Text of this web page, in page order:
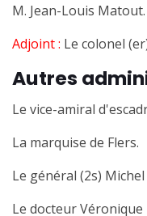
M. Jean-Louis Matout.
Adjoint : Le colonel
Autres
Le vice-amiral
La marquise de Flers.
Le général (2s)
Le docteur